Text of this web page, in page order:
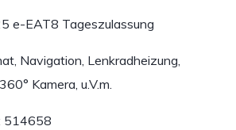
e-EAT8 Tageszulassung
Navigation, Lenkradheizung,
Kamera, u.V.m.
514658